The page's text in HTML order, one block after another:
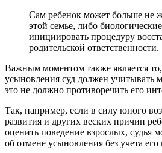
Сам ребенок может больше не
этой семье, либо
инициировать процедуру
родительской ответственности.
Важным моментом также является
усыновления суд должен учитывать
это не должно противоречить его
Так, например, если в силу юного
развития и других веских причин
оценить поведение взрослых, судья
об отмене усыновления без учета его